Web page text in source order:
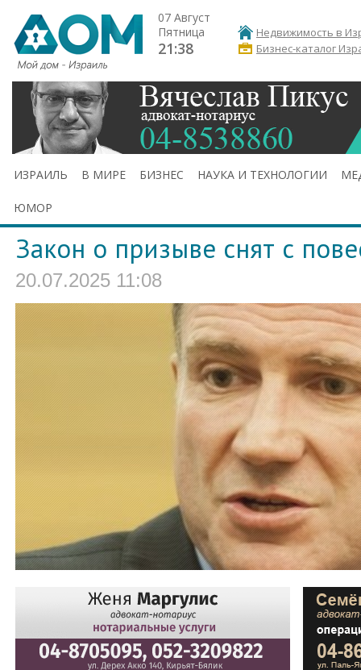
07 Август
Пятница
21:38
Недвижимость в
Бизнес-каталог
ИЗРАИЛЬ В МИРЕ БИЗНЕС НАУКА И ТЕХНОЛОГИИ
ЮМОР
Закон о призыве снят с
20.07.2025 11:08